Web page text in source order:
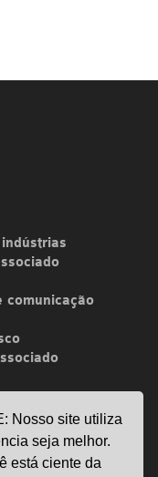
comunicação
Nosso site utiliza
seja melhor.
está ciente da